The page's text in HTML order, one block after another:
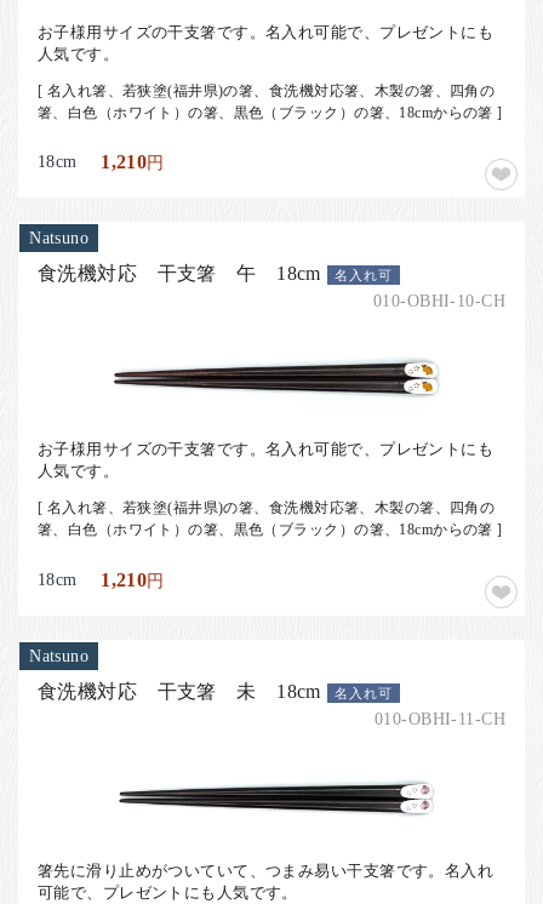
お子様用サイズの干支箸です。名入れ可能で、プレゼントにも
人気です。
[ 名入れ箸、若狭塗(福井県)の箸、食洗機対応箸、木製の箸、四角の
箸、白色（ホワイト）の箸、黒色（ブラック）の箸、18cmからの箸 ]
18cm 1,210円
Natsuno
食洗機対応 干支箸 午 18cm 名入れ可
010-OBHI-10-CH
お子様用サイズの干支箸です。名入れ可能で、プレゼントにも
人気です。
[ 名入れ箸、若狭塗(福井県)の箸、食洗機対応箸、木製の箸、四角の
箸、白色（ホワイト）の箸、黒色（ブラック）の箸、18cmからの箸 ]
18cm 1,210円
Natsuno
食洗機対応 干支箸 未 18cm 名入れ可
010-OBHI-11-CH
箸先に滑り止めがついていて、つまみ易い干支箸です。名入れ
可能で、プレゼントにも人気です。